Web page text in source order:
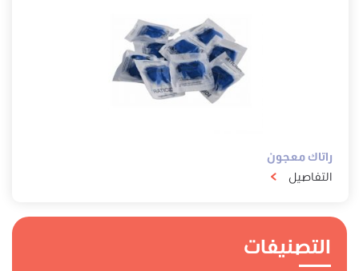
راتاك معجون
التفاصيل
التصنيفات